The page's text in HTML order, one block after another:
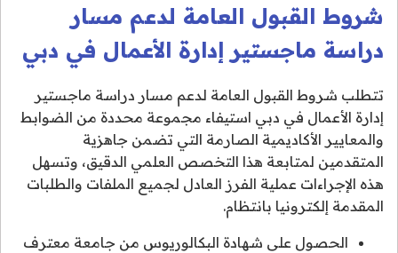
شروط القبول العامة لدعم مسار
دراسة ماجستير إدارة الأعمال في دبي
تتطلب شروط القبول العامة لدعم مسار دراسة ماجستير
إدارة الأعمال في دبي استيفاء مجموعة محددة من الضوابط
والمعايير الأكاديمية الصارمة التي تضمن جاهزية
المتقدمين لمتابعة هذا التخصص العلمي الدقيق، وتسهل
هذه الإجراءات عملية الفرز العادل لجميع الملفات والطلبات
المقدمة إلكترونيا بانتظام.
الحصول على شهادة البكالوريوس من جامعة معترف